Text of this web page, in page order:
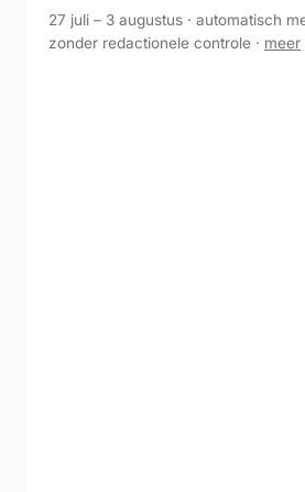
27 juli – 3 augustus · automatisch
zonder redactionele controle · meer